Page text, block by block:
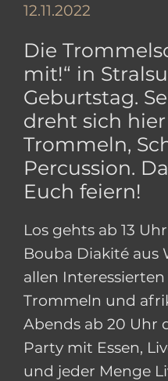
12.11.2022
Die
mit!“ in
Geburtstag.
dreht sich
Trommeln,
Percussion.
Euch feiern!
Los gehts ab 13
Bouba Diakité
allen
Trommeln und
Abends ab 20 Uhr
Party mit Essen,
und jeder Menge